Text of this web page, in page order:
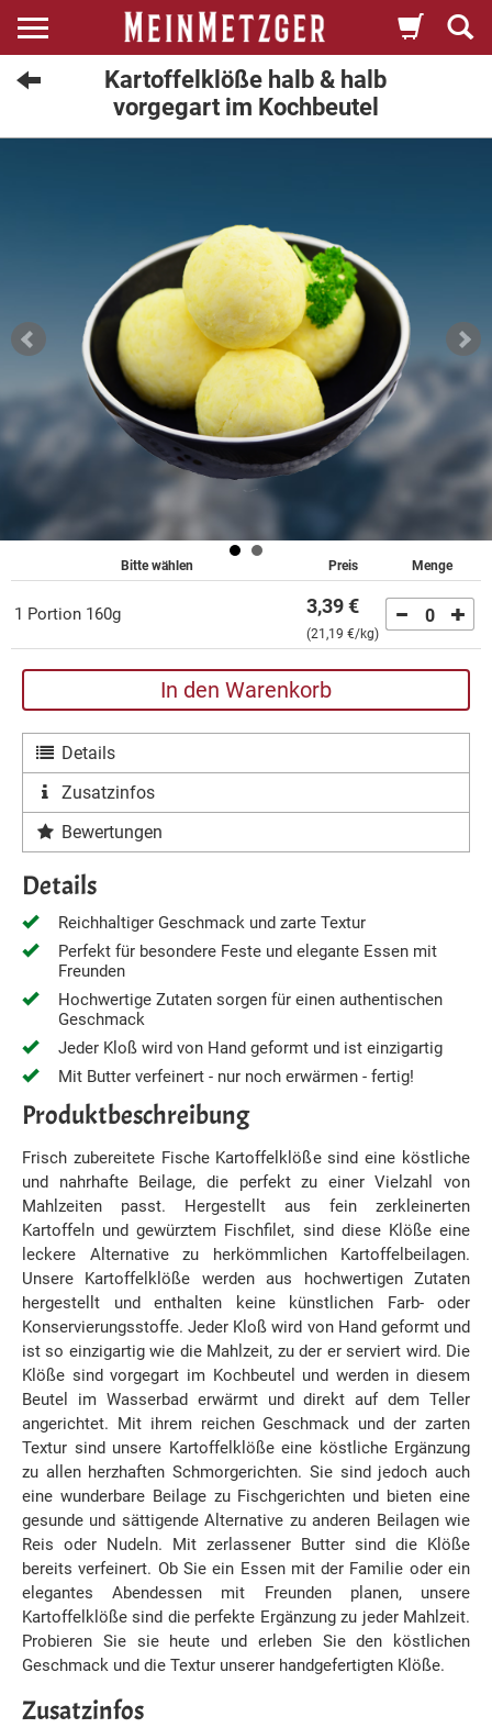
Kartoffelklöße halb & halb
vorgegart im Kochbeutel
Bitte wählen Preis Menge
1 Portion 160g 3,39 €
(21,19 €/kg)
0
In den Warenkorb
Details
Zusatzinfos
Bewertungen
Details
Reichhaltiger Geschmack und zarte Textur
Perfekt für besondere Feste und elegante Essen mit
Freunden
Hochwertige Zutaten sorgen für einen authentischen
Geschmack
Jeder Kloß wird von Hand geformt und ist einzigartig
Mit Butter verfeinert - nur noch erwärmen - fertig!
Produktbeschreibung
Frisch zubereitete Fische Kartoffelklöße sind eine köstliche
und nahrhafte Beilage, die perfekt zu einer Vielzahl von
Mahlzeiten passt. Hergestellt aus fein zerkleinerten
Kartoffeln und gewürztem Fischfilet, sind diese Klöße eine
leckere Alternative zu herkömmlichen Kartoffelbeilagen.
Unsere Kartoffelklöße werden aus hochwertigen Zutaten
hergestellt und enthalten keine künstlichen Farb- oder
Konservierungsstoffe. Jeder Kloß wird von Hand geformt und
ist so einzigartig wie die Mahlzeit, zu der er serviert wird. Die
Klöße sind vorgegart im Kochbeutel und werden in diesem
Beutel im Wasserbad erwärmt und direkt auf dem Teller
angerichtet. Mit ihrem reichen Geschmack und der zarten
Textur sind unsere Kartoffelklöße eine köstliche Ergänzung
zu allen herzhaften Schmorgerichten. Sie sind jedoch auch
eine wunderbare Beilage zu Fischgerichten und bieten eine
gesunde und sättigende Alternative zu anderen Beilagen wie
Reis oder Nudeln. Mit zerlassener Butter sind die Klöße
bereits verfeinert. Ob Sie ein Essen mit der Familie oder ein
elegantes Abendessen mit Freunden planen, unsere
Kartoffelklöße sind die perfekte Ergänzung zu jeder Mahlzeit.
Probieren Sie sie heute und erleben Sie den köstlichen
Geschmack und die Textur unserer handgefertigten Klöße.
Zusatzinfos